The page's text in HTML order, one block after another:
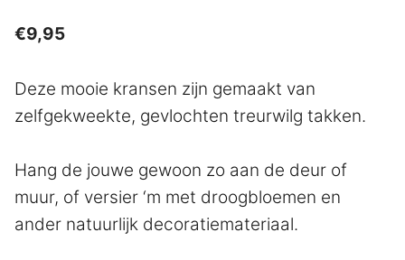
€9,95
Deze mooie kransen zijn gemaakt van
zelfgekweekte, gevlochten treurwilg takken.
Hang de jouwe gewoon zo aan de deur of
muur, of versier ‘m met droogbloemen en
ander natuurlijk decoratiemateriaal.